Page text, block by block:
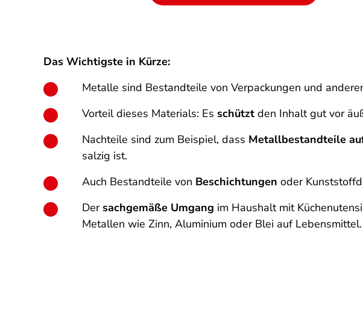
Das Wichtigste in Kürze:
Metalle sind Bestandteile von Verpackungen und
Vorteil dieses Materials: Es schützt den Inhalt gut vor
Nachteile sind zum Beispiel, dass Metallbestandteile
salzig ist.
Auch Bestandteile von Beschichtungen oder
Der sachgemäße Umgang im Haushalt mit
Metallen wie Zinn, Aluminium oder Blei auf Lebensmittel.